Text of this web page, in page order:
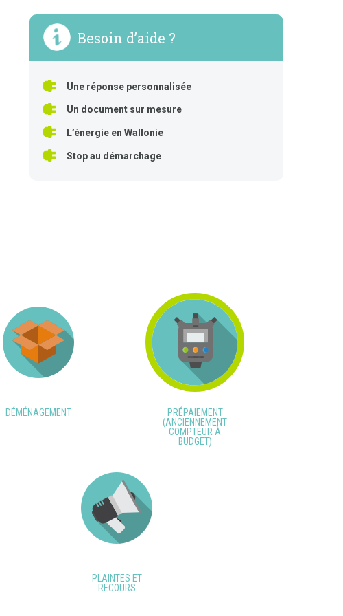
Besoin d’aide ?
Une réponse personnalisée
Un document sur mesure
L’énergie en Wallonie
Stop au démarchage
DÉMÉNAGEMENT
PRÉPAIEMENT
(ANCIENNEMENT
COMPTEUR À
BUDGET)
PLAINTES ET
RECOURS